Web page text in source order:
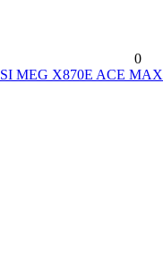
0
MEG X870E ACE MAX